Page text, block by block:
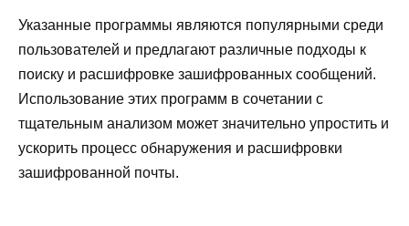
Указанные программы являются популярными среди
пользователей и предлагают различные подходы к
поиску и расшифровке зашифрованных сообщений.
Использование этих программ в сочетании с
тщательным анализом может значительно упростить и
ускорить процесс обнаружения и расшифровки
зашифрованной почты.